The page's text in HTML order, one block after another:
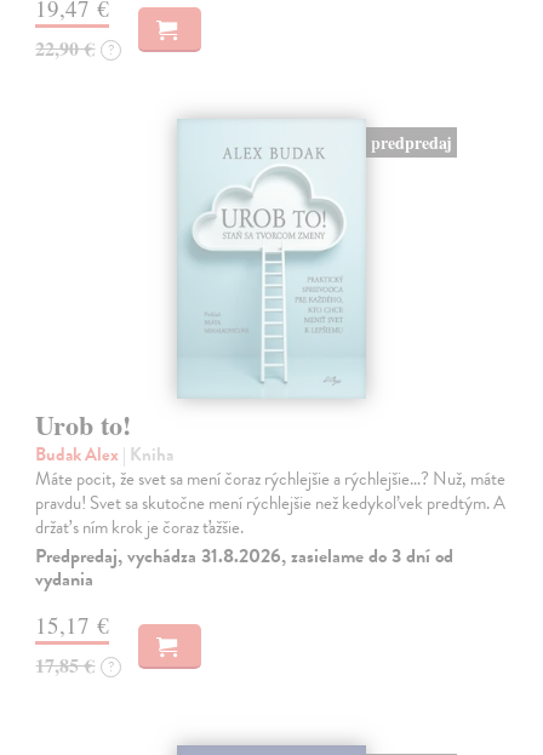
19,47 €
22,90 € ?
predpredaj
Urob to!
Budak Alex | Kniha
Máte pocit, že svet sa mení čoraz rýchlejšie a rýchlejšie…? Nuž, máte
pravdu! Svet sa skutočne mení rýchlejšie než kedykoľvek predtým. A
držať s ním krok je čoraz ťažšie.
Predpredaj, vychádza 31.8.2026, zasielame do 3 dní od
vydania
15,17 €
17,85 € ?